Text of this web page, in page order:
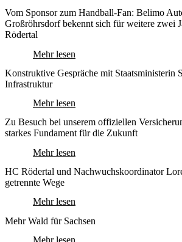
Vom Sponsor zum Handball-Fan: Belimo
Großröhrsdorf bekennt sich für weitere zwei
Rödertal
Mehr lesen
Konstruktive Gespräche mit Staatsministerin
Infrastruktur
Mehr lesen
Zu Besuch bei unserem offiziellen
starkes Fundament für die Zukunft
Mehr lesen
HC Rödertal und Nachwuchskoordinator
getrennte Wege
Mehr lesen
Mehr Wald für Sachsen
Mehr lesen